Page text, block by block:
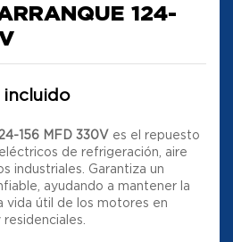
124-
incluido
156 MFD 330V es el repuesto
de refrigeración, aire
industriales. Garantiza un
ayudando a mantener la
vida útil de los motores en